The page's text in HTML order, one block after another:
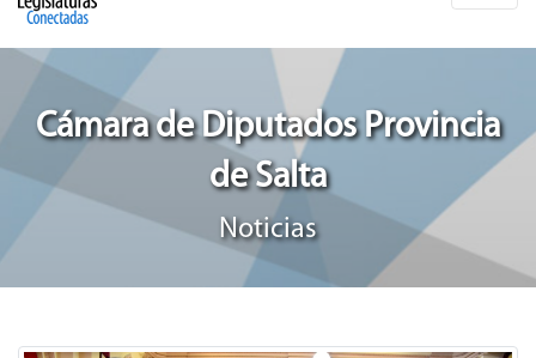
Cámara de Diputados Provincia
de Salta
Noticias